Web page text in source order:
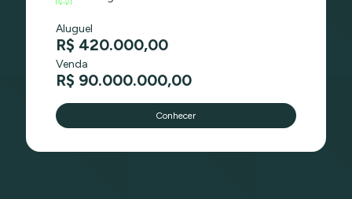
Aluguel
R$ 420.000,00
Venda
R$ 90.000.000,00
Conhecer